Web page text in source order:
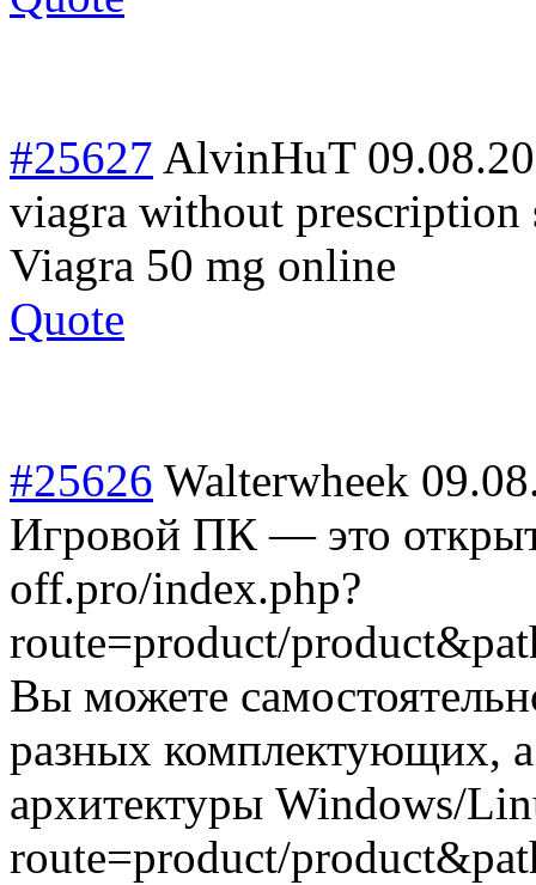
#25627 AlvinHuT
viagra without
Viagra 50 mg online
Quote
#25626 Walterwheek
Игровой ПК — это
off.pro/index.php?
route=product/
Вы можете
разных комплектующих,
архитектуры Windows/
route=product/